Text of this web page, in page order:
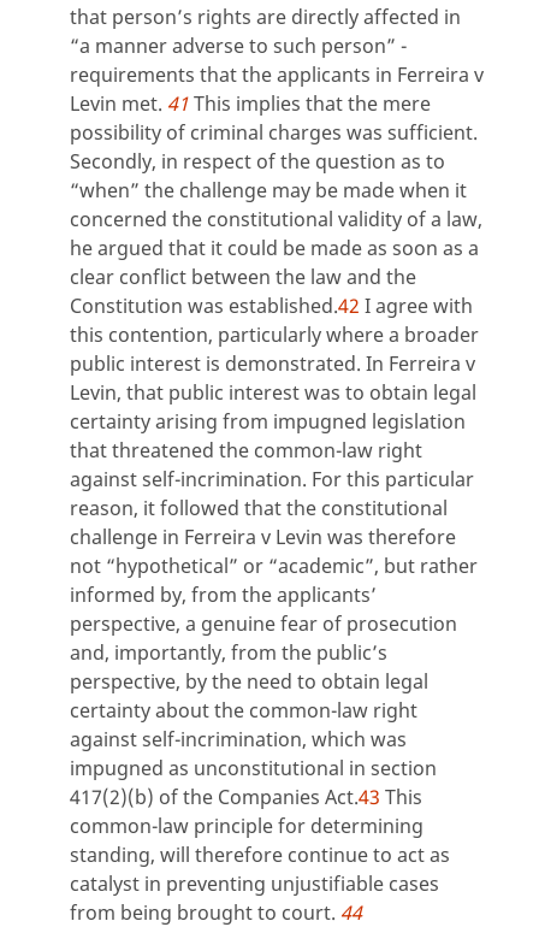
that person’s rights are directly affected in
“a manner adverse to such person” -
requirements that the applicants in Ferreira v
Levin met. 41This implies that the mere
possibility of criminal charges was sufficient.
Secondly, in respect of the question as to
“when” the challenge may be made when it
concerned the constitutional validity of a law,
he argued that it could be made as soon as a
clear conflict between the law and the
Constitution was established.42 I agree with
this contention, particularly where a broader
public interest is demonstrated. In Ferreira v
Levin, that public interest was to obtain legal
certainty arising from impugned legislation
that threatened the common-law right
against self-incrimination. For this particular
reason, it followed that the constitutional
challenge in Ferreira v Levin was therefore
not “hypothetical” or “academic”, but rather
informed by, from the applicants’
perspective, a genuine fear of prosecution
and, importantly, from the public’s
perspective, by the need to obtain legal
certainty about the common-law right
against self-incrimination, which was
impugned as unconstitutional in section
417(2)(b) of the Companies Act.43 This
common-law principle for determining
standing, will therefore continue to act as
catalyst in preventing unjustifiable cases
from being brought to court. 44